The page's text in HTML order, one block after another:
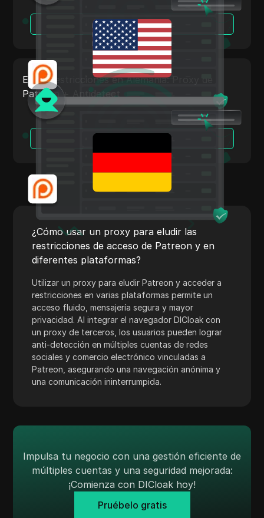
TransferWise
Twitter/X
Upwork
Venmo
Mercado de Walmart
Wayfair
WeChat
Western Union
WhatsApp Business
Deseo
Yahoo Gemini
YouTube
YouTube Premium
Leer más
Eludir restricciones en Alemania: Proxy de
Patreon + Antidetect
¿Cómo usar un proxy para eludir las
restricciones de acceso de Patreon y en
diferentes plataformas?
Utilizar un proxy para eludir Patreon y acceder a
restricciones en varias plataformas permite un
acceso fluido, mensajería segura y mayor
privacidad. Al integrar el navegador DICloak con
un proxy de terceros, los usuarios pueden lograr
anti-detección en múltiples cuentas de redes
sociales y comercio electrónico vinculadas a
Patreon, asegurando una navegación anónima y
una comunicación ininterrumpida.
Impulsa tu negocio con una gestión eficiente de
múltiples cuentas y una seguridad mejorada:
¡Comienza con DICloak hoy!
Pruébelo gratis